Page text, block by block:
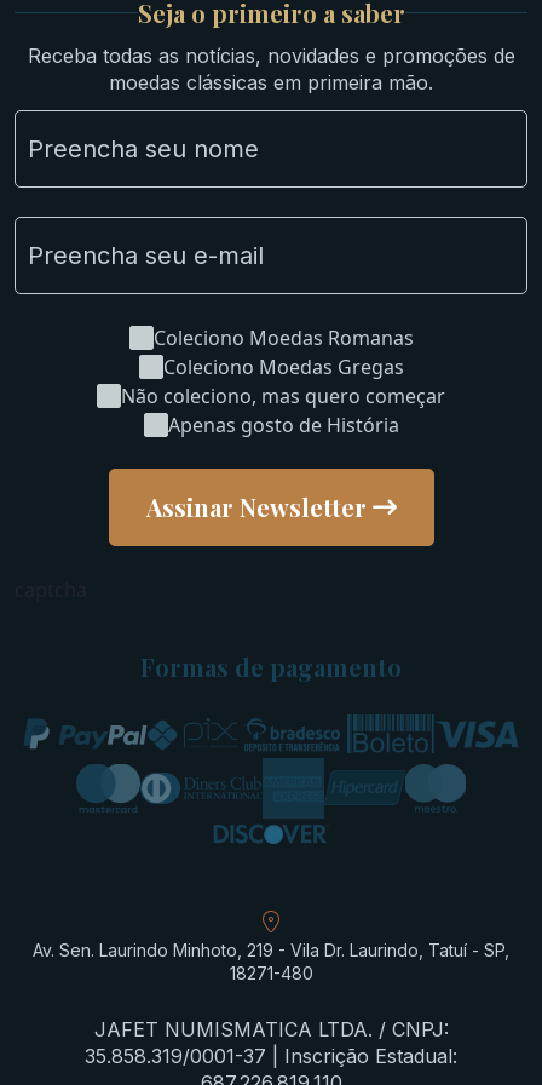
Ibéricas
Lotes Grandes
Material Numismático
NGC e NNC Encapsuladas
Novidades
Seja o primeiro a saber
Receba todas as notícias, novidades e promoções de
moedas clássicas em primeira mão.
Coleciono Moedas Romanas
Coleciono Moedas Gregas
Não coleciono, mas quero começar
Apenas gosto de História
Assinar Newsletter
Formas de pagamento
Av. Sen. Laurindo Minhoto, 219 - Vila Dr. Laurindo, Tatuí - SP,
18271-480
JAFET NUMISMATICA LTDA. / CNPJ:
35.858.319/0001-37 | Inscrição Estadual: